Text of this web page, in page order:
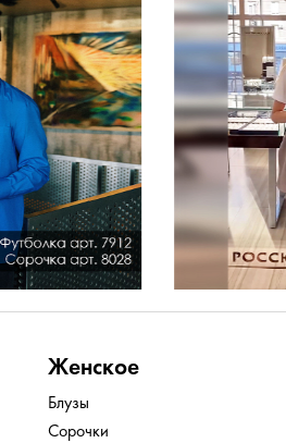
Женское
Блузы
Сорочки